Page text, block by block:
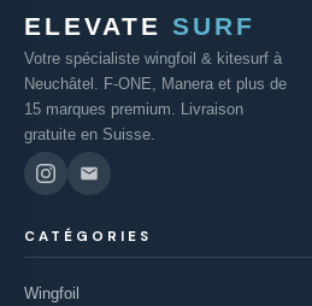
ELEVATE SURF
Votre spécialiste wingfoil & kitesurf à
Neuchâtel. F-ONE, Manera et plus de
15 marques premium. Livraison
gratuite en Suisse.
CATÉGORIES
Wingfoil